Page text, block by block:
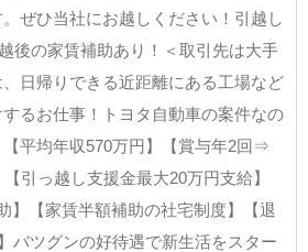
ぜひ当社にお越しください！引越し
後の家賃補助あり！＜取引先は大手
日帰りできる近距離にある工場など
るお仕事！トヨタ自動車の案件なの
平均年収570万円】【賞与年2回⇒
引っ越し支援金最大20万円支給】
】【家賃半額補助の社宅制度】【退
バツグンの好待遇で新生活をスター